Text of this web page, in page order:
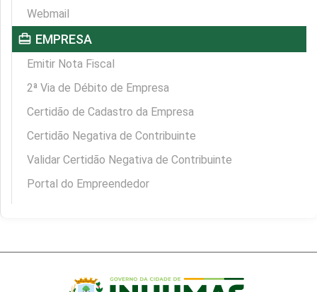
Webmail
card_travel EMPRESA
Emitir Nota Fiscal
2ª Via de Débito de Empresa
Certidão de Cadastro da Empresa
Certidão Negativa de Contribuinte
Validar Certidão Negativa de Contribuinte
Portal do Empreendedor